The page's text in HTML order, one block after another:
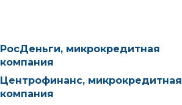
РосДеньги, микрокредитная
компания
Центрофинанс, микрокредитная
компания